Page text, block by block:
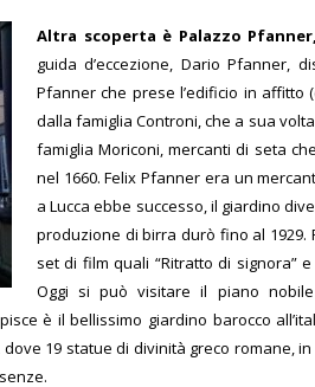
Altra scoperta è Palazzo Pfanner,
guida d’eccezione, Dario Pfanner,
Pfanner che prese l’edificio in affitto
dalla famiglia Controni, che a sua
famiglia Moriconi, mercanti di seta
nel 1660. Felix Pfanner era un
a Lucca ebbe successo, il giardino
produzione di birra durò fino al 1929.
set di film quali “Ritratto di signora”
Oggi si può visitare il piano
è il bellissimo giardino barocco
19 statue di divinità greco romane,